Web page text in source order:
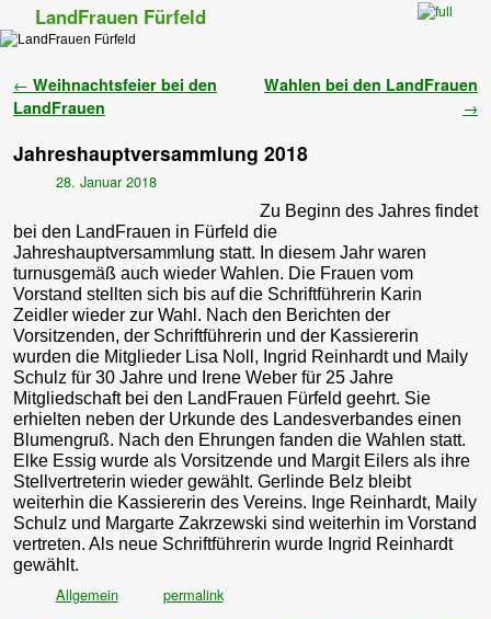
LandFrauen Fürfeld
Artikelnavigation
← Weihnachtsfeier bei den
LandFrauen
Wahlen bei den LandFrauen
→
Jahreshauptversammlung 2018
28. Januar 2018
Zu Beginn des Jahres findet
bei den LandFrauen in Fürfeld die
Jahreshauptversammlung statt. In diesem Jahr waren
turnusgemäß auch wieder Wahlen. Die Frauen vom
Vorstand stellten sich bis auf die Schriftführerin Karin
Zeidler wieder zur Wahl. Nach den Berichten der
Vorsitzenden, der Schriftführerin und der Kassiererin
wurden die Mitglieder Lisa Noll, Ingrid Reinhardt und Maily
Schulz für 30 Jahre und Irene Weber für 25 Jahre
Mitgliedschaft bei den LandFrauen Fürfeld geehrt. Sie
erhielten neben der Urkunde des Landesverbandes einen
Blumengruß. Nach den Ehrungen fanden die Wahlen statt.
Elke Essig wurde als Vorsitzende und Margit Eilers als ihre
Stellvertreterin wieder gewählt. Gerlinde Belz bleibt
weiterhin die Kassiererin des Vereins. Inge Reinhardt, Maily
Schulz und Margarte Zakrzewski sind weiterhin im Vorstand
vertreten. Als neue Schriftführerin wurde Ingrid Reinhardt
gewählt.
Allgemein permalink